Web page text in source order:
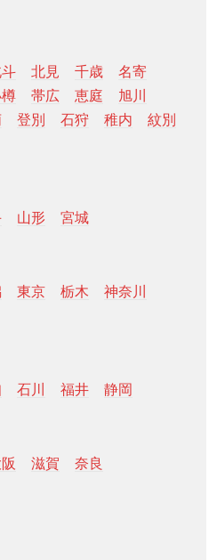
北見 千歳
名寄
帯広 恵庭
旭川
登別 石狩 稚内
紋別
山形 宮城
東京 栃木
神奈川
石川 福井 静岡
滋賀 奈良